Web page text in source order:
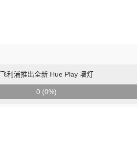
飞利浦推出全新 Hue Play 墙灯
0 (0%)